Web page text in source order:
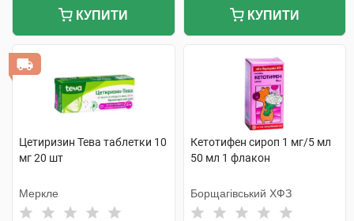
КУПИТИ КУПИТИ
Цетиризин Тева таблетки 10
мг 20 шт
Меркле
Кетотифен сироп 1 мг/5 мл
50 мл 1 флакон
Борщагівський ХФЗ